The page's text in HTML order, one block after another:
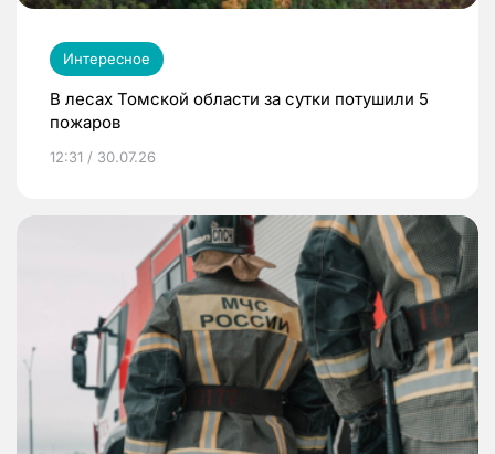
Интересное
В лесах Томской области за сутки потушили 5
пожаров
12:31 / 30.07.26